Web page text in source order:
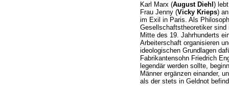
Karl Marx (August Diehl )
Frau Jenny (Vicky Krieps)
im Exil in Paris. Als
Gesellschaftstheoretiker
Mitte des 19. Jahrhunderts
Arbeiterschaft organisieren
ideologischen Grundlagen
Fabrikantensohn Friedrich
legendär werden sollte,
Männer ergänzen einander,
als der stets in Geldnot